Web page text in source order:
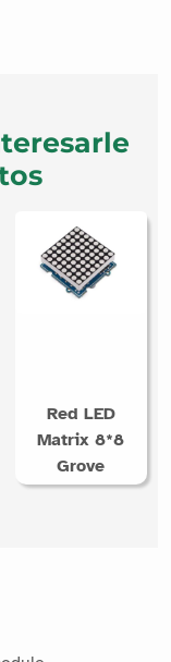
Red LED
Matrix 8*8
Grove